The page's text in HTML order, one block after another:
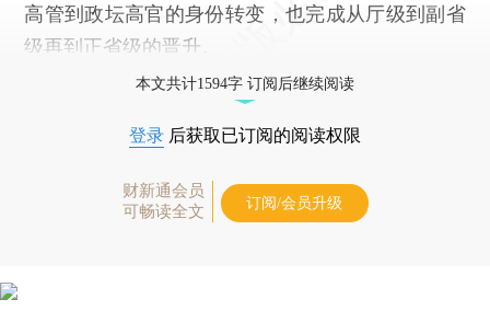
高管到政坛高官的身份转变，也完成从厅级到副省
级再到正省级的晋升。
本文共计1594字 订阅后继续阅读
登录 后获取已订阅的阅读权限
财新通会员
可畅读全文
订阅/会员升级